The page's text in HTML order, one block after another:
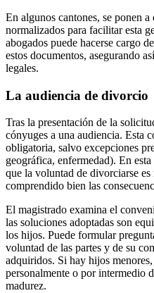
En algunos cantones, se ponen
normalizados para facilitar esta
abogados puede hacerse cargo
estos documentos, asegurando
legales.
La audiencia de divorcio
Tras la presentación de la
cónyuges a una audiencia. Esta
obligatoria, salvo excepciones
geográfica, enfermedad). En
que la voluntad de divorciarse
comprendido bien las
El magistrado examina el
las soluciones adoptadas son
los hijos. Puede formular
voluntad de las partes y de su
adquiridos. Si hay hijos
personalmente o por intermedio
madurez.